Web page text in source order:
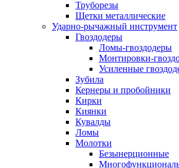
Труборезы
Щетки металлические
Ударно-рычажный инструмент
Гвоздодеры
Ломы-гвоздодеры
Монтировки-
Усиленные
Зубила
Кернеры и пробойники
Кирки
Киянки
Кувалды
Ломы
Молотки
Безынерционные